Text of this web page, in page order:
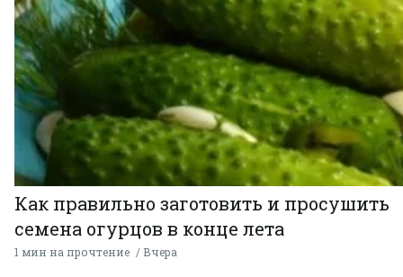
Как правильно заготовить и просушить
семена огурцов в конце лета
1 мин на прочтение Вчера